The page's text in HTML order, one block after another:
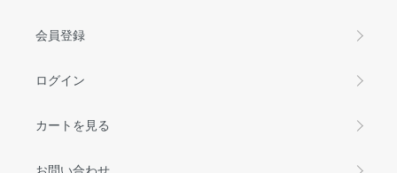
会員登録
ログイン
カートを見る